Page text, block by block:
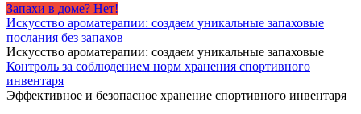
Запахи в доме? Нет!
Искусство ароматерапии: создаем уникальные запаховые
послания без запахов
Искусство ароматерапии: создаем уникальные запаховые
Контроль за соблюдением норм хранения спортивного
инвентаря
Эффективное и безопасное хранение спортивного инвентаря